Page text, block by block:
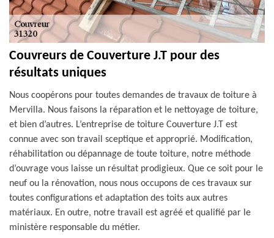
Couvreurs de Couverture J.T pour des
résultats uniques
Nous coopérons pour toutes demandes de travaux de toiture à
Mervilla. Nous faisons la réparation et le nettoyage de toiture,
et bien d’autres. L’entreprise de toiture Couverture J.T est
connue avec son travail sceptique et approprié. Modification,
réhabilitation ou dépannage de toute toiture, notre méthode
d’ouvrage vous laisse un résultat prodigieux. Que ce soit pour le
neuf ou la rénovation, nous nous occupons de ces travaux sur
toutes configurations et adaptation des toits aux autres
matériaux. En outre, notre travail est agréé et qualifié par le
ministère responsable du métier.